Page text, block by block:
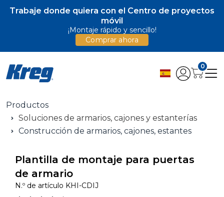
Trabaje donde quiera con el Centro de proyectos
móvil
¡Montaje rápido y sencillo!
Comprar ahora
0
Productos
Soluciones de armarios, cajones y estanterías
Construcción de armarios, cajones, estantes
Plantilla de montaje para puertas
de armario
N.º de artículo KHI-CDIJ